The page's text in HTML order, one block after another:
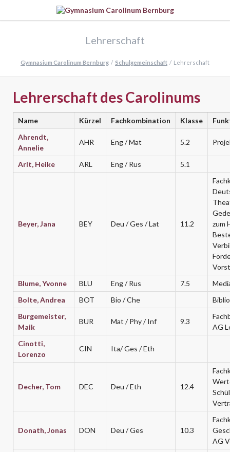
Lehrerschaft
Gymnasium Carolinum Bernburg Schulgemeinschaft Lehrerschaft
Lehrerschaft des Carolinums
Name Kürzel Fachkombination Klasse
Ahrendt,
Annelie
AHR Eng / Mat 5.2
Arlt, Heike ARL Eng / Rus 5.1
Beyer, Jana BEY Deu / Ges / Lat 11.2
zum
Blume, Yvonne
BLU Eng / Rus 7.5
Bolte, Andrea
BOT Bio / Che
Burgemeister,
Maik
BUR Mat / Phy / Inf 9.3
AG
Cinotti,
Lorenzo
CIN Ita/ Ges / Eth
Decher, Tom DEC Deu / Eth 12.4
Donath, Jonas DON Deu / Ges 10.3
AG